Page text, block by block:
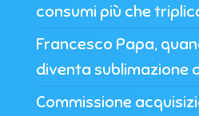
consumi più che
Francesco Papa,
diventa sublimazione
Commissione